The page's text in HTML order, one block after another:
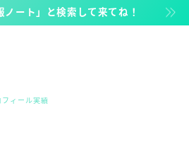
ノート」と検索して来てね！
フィール実績